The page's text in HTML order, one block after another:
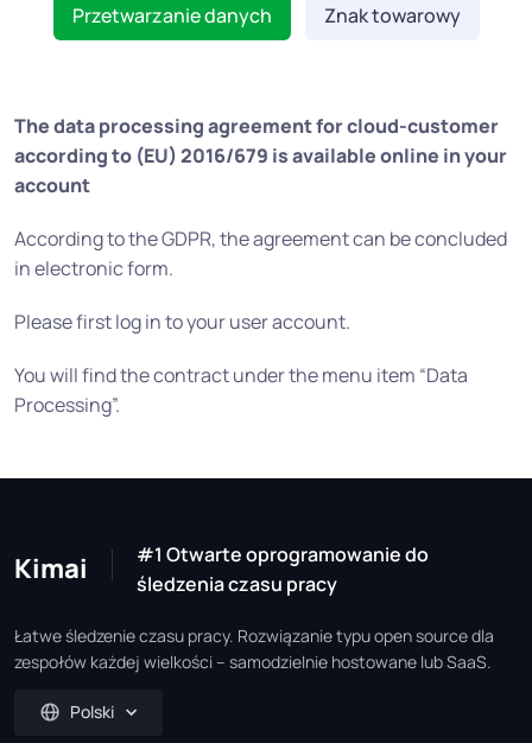
Przetwarzanie danych Znak towarowy
The data processing agreement for cloud-customer
according to (EU) 2016/679 is available online in your
account
According to the GDPR, the agreement can be concluded
in electronic form.
Please first log in to your user account.
You will find the contract under the menu item “Data
Processing”.
Kimai
#1 Otwarte oprogramowanie do
śledzenia czasu pracy
Łatwe śledzenie czasu pracy. Rozwiązanie typu open source dla
zespołów każdej wielkości – samodzielnie hostowane lub SaaS.
Polski